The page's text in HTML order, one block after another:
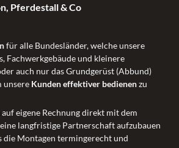
Pferdestall & Co
für alle Bundesländer, welche unsere
Fachwerkgebäude und kleinere
auch nur das Grundgerüst (Abbund)
unsere Kunden effektiver bedienenzu
eigene Rechnung direkt mit dem
langfristige Partnerschaft aufzubauen
die Montagen termingerecht und